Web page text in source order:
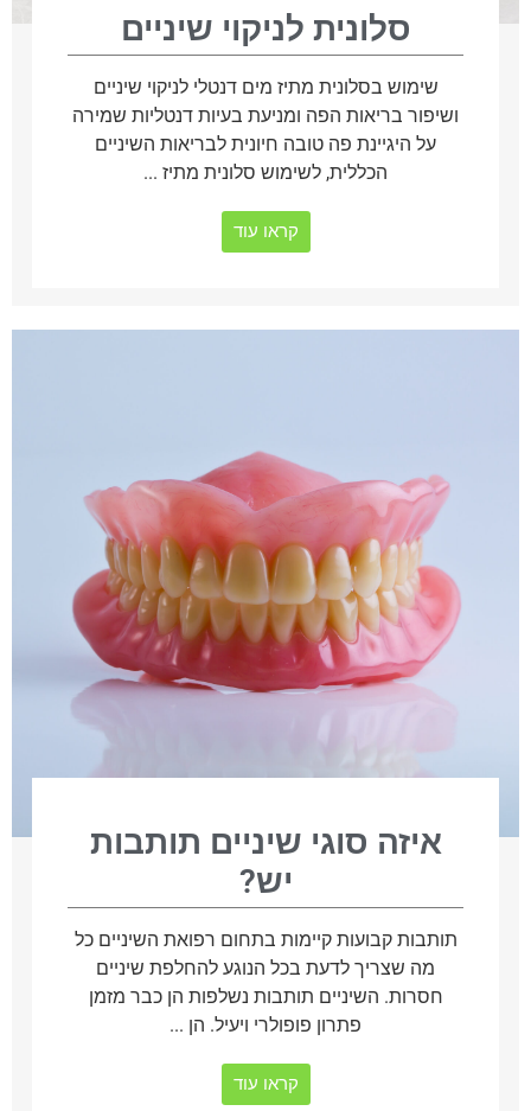
סלונית לניקוי שיניים
שימוש בסלונית מתיז מים דנטלי לניקוי שיניים
ושיפור בריאות הפה ומניעת בעיות דנטליות שמירה
על היגיינת פה טובה חיונית לבריאות השיניים
הכללית, לשימוש סלונית מתיז ...
קראו עוד
איזה סוגי שיניים תותבות
יש?
תותבות קבועות קיימות בתחום רפואת השיניים כל
מה שצריך לדעת בכל הנוגע להחלפת שיניים
חסרות. השיניים תותבות נשלפות הן כבר מזמן
פתרון פופולרי ויעיל. הן ...
קראו עוד